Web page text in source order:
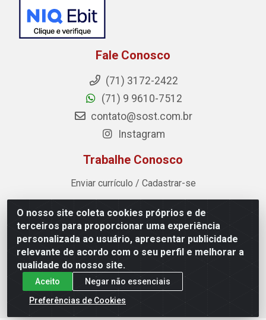
O nosso site coleta cookies próprios e de
terceiros para proporcionar uma experiência
personalizada ao usuário, apresentar publicidade
relevante de acordo com o seu perfil e melhorar a
qualidade do nosso site.
Aceito
Negar não essenciais
Preferências de Cookies
Fale Conosco
(71) 3172-2422
(71) 9 9610-7512
contato@sost.com.br
Instagram
Trabalhe Conosco
Enviar currículo / Cadastrar-se
Sost Distribuidora - Rua Cândido Rissut, 254 - Recreio
Ipitanga, Lauro de Freitas/BA - CEP 42.700-590 - CNPJ
07.041.307/0001-80